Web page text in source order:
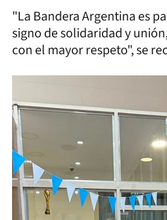
"La Bandera Argentina es
signo de solidaridad y
con el mayor respeto", se